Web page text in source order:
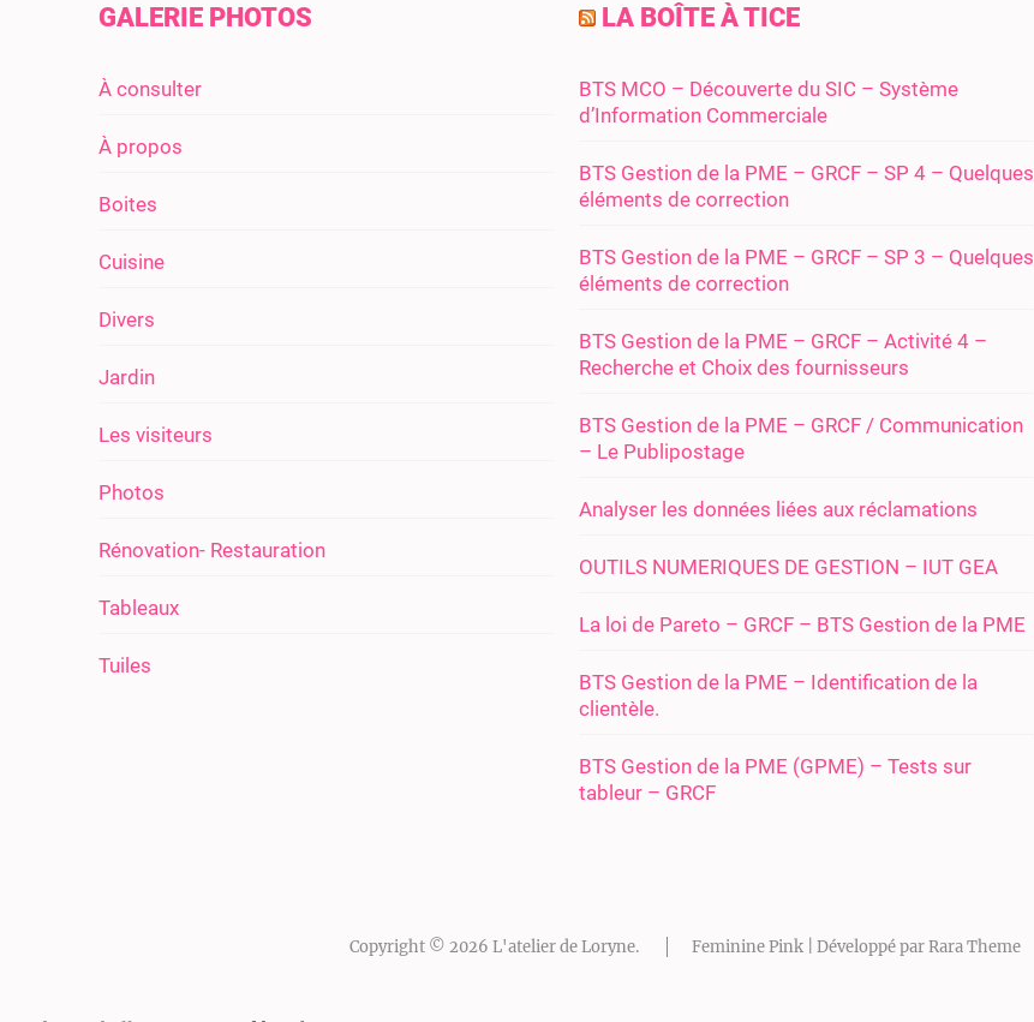
GALERIE PHOTOS
À consulter
À propos
Boites
Cuisine
Divers
Jardin
Les visiteurs
Photos
Rénovation- Restauration
Tableaux
Tuiles
LA BOÎTE À TICE
BTS MCO – Découverte du SIC – Système
d’Information Commerciale
BTS Gestion de la PME – GRCF – SP 4 – Quelques
éléments de correction
BTS Gestion de la PME – GRCF – SP 3 – Quelques
éléments de correction
BTS Gestion de la PME – GRCF – Activité 4 –
Recherche et Choix des fournisseurs
BTS Gestion de la PME – GRCF / Communication
– Le Publipostage
Analyser les données liées aux réclamations
OUTILS NUMERIQUES DE GESTION – IUT GEA
La loi de Pareto – GRCF – BTS Gestion de la PME
BTS Gestion de la PME – Identification de la
clientèle.
BTS Gestion de la PME (GPME) – Tests sur
tableur – GRCF
Copyright © 2026 L'atelier de Loryne. Feminine Pink | Développé parRara Theme